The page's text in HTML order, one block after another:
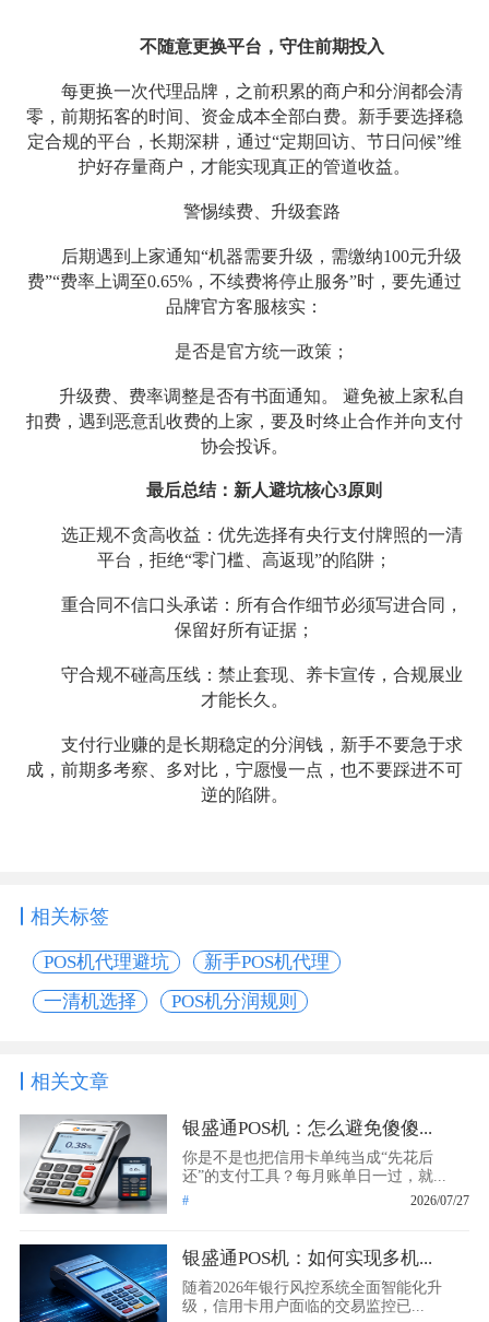
不随意更换平台，守住前期投入
每更换一次代理品牌，之前积累的商户和分润都会清
零，前期拓客的时间、资金成本全部白费。新手要选择稳
定合规的平台，长期深耕，通过“定期回访、节日问候”维
护好存量商户，才能实现真正的管道收益。
警惕续费、升级套路
后期遇到上家通知“机器需要升级，需缴纳100元升级
费”“费率上调至0.65%，不续费将停止服务”时，要先通过
品牌官方客服核实：
是否是官方统一政策；
升级费、费率调整是否有书面通知。 避免被上家私自
扣费，遇到恶意乱收费的上家，要及时终止合作并向支付
协会投诉。
最后总结：新人避坑核心3原则
选正规不贪高收益：优先选择有央行支付牌照的一清
平台，拒绝“零门槛、高返现”的陷阱；
重合同不信口头承诺：所有合作细节必须写进合同，
保留好所有证据；
守合规不碰高压线：禁止套现、养卡宣传，合规展业
才能长久。
支付行业赚的是长期稳定的分润钱，新手不要急于求
成，前期多考察、多对比，宁愿慢一点，也不要踩进不可
逆的陷阱。
相关标签
POS机代理避坑
新手POS机代理
一清机选择
POS机分润规则
相关文章
银盛通POS机：怎么避免傻傻...
你是不是也把信用卡单纯当成“先花后
还”的支付工具？每月账单日一过，就...
# 2026/07/27
银盛通POS机：如何实现多机...
随着2026年银行风控系统全面智能化升
级，信用卡用户面临的交易监控已...